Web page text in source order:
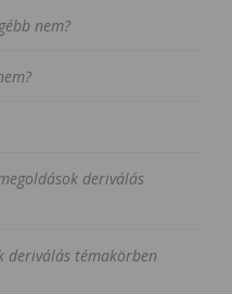
nem?
deriválás
deriválás témakörben